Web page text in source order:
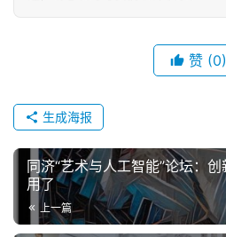
赞 (0)
生成海报
同济“艺术与人工智能”论坛：
用了
上一篇